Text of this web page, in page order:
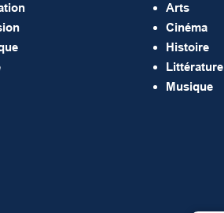
Arts
Cinéma
Histoire
Littérature
Musique